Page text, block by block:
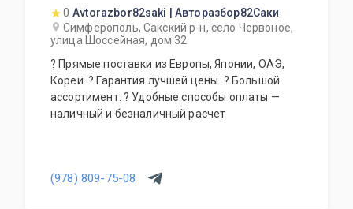
0 Avtorazbor82saki | Авторазбор82Саки
Симферополь, Сакский р-н, село Червоное,
улица Шоссейная, дом 32
? Прямые поставки из Европы, Японии, ОАЭ,
Кореи. ? Гарантия лучшей цены. ? Большой
ассортимент. ? Удобные способы оплаты —
наличный и безналичный расчет
(978) 809-75-08